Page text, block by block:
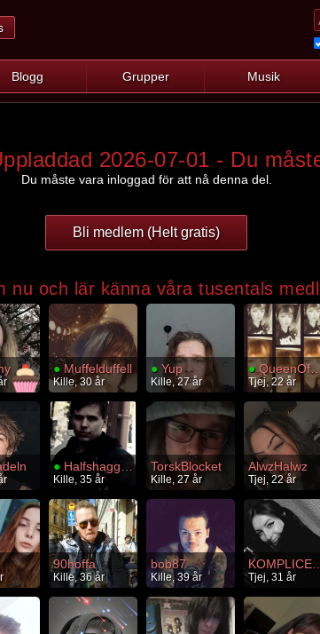
Blogg Grupper Musik
2026-07-01 - Du
Du måste vara inloggad för att nå denna del.
Bli medlem (Helt gratis)
nu och lär känna våra tusentals
●Muffelduffell
Kille, 30 år
● Yup
Kille, 27 år
●QueenOfDarkness
Tjej, 22 år
● Halfshagged
Kille, 35 år
TorskBlocket
Kille, 27 år
AlwzHalwz
Tjej, 22 år
90hoffa
Kille, 36 år
bob87
Kille, 39 år Tjej, 31 år